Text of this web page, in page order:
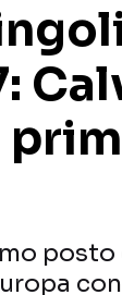
con